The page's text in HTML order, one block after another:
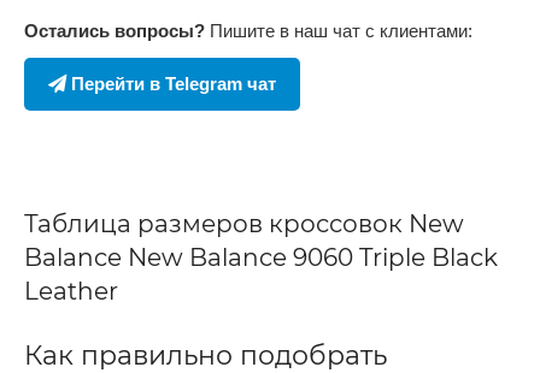
Остались вопросы? Пишите в наш чат с клиентами:
Перейти в Telegram чат
Таблица размеров кроссовок New
Balance New Balance 9060 Triple Black
Leather
Как правильно подобрать